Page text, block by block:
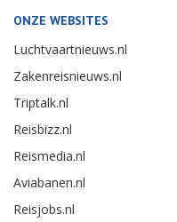
ONZE WEBSITES
Luchtvaartnieuws.nl
Zakenreisnieuws.nl
Triptalk.nl
Reisbizz.nl
Reismedia.nl
Aviabanen.nl
Reisjobs.nl